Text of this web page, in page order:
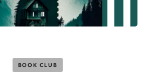
BOOK CLUB